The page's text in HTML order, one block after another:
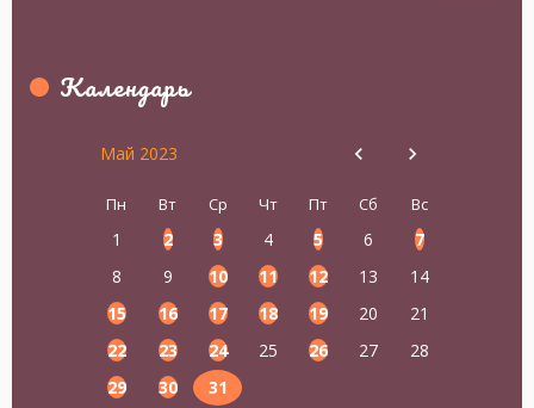
Календарь
Май 2023
Пн Вт Ср Чт Пт Сб Вс
1 2 3 4 5 6
7
8
9 10 11 12 13
14
15
16 17 18 19 20
21
22
23 24 25 26 27
28
29
30 31